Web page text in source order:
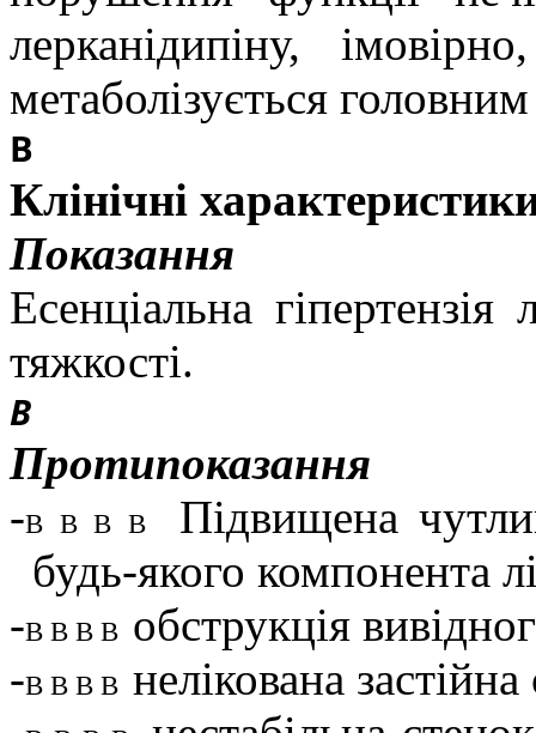
лерканідипіну,
метаболізується
В
Клінічні
Показання
Есенціальна
тяжкості.
В
Протипоказання
-В В В В Підвищена
будь-якого компонента
-В В В В обструкція
-В В В В нелікована